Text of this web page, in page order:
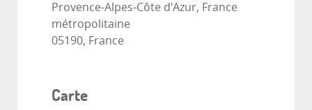
Provence-Alpes-Côte d'Azur, France
métropolitaine
05190, France
Carte